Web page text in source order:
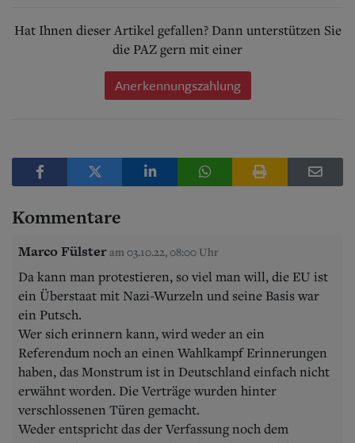
Hat Ihnen dieser Artikel gefallen? Dann unterstützen Sie
die PAZ gern mit einer
Anerkennungszahlung
Kommentare
Marco Fülster am 03.10.22, 08:00 Uhr
Da kann man protestieren, so viel man will, die EU ist
ein Überstaat mit Nazi-Wurzeln und seine Basis war
ein Putsch.
Wer sich erinnern kann, wird weder an ein
Referendum noch an einen Wahlkampf Erinnerungen
haben, das Monstrum ist in Deutschland einfach nicht
erwähnt worden. Die Verträge wurden hinter
verschlossenen Türen gemacht.
Weder entspricht das der Verfassung noch dem